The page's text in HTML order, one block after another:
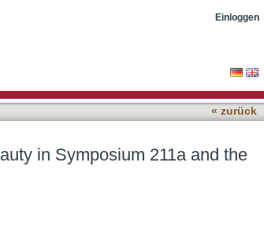
the Parmenidean predicates of
Einloggen
« zurück
in Symposium 211a and the